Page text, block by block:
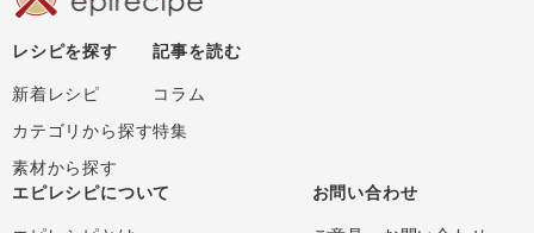
レシピを探す
新着レシピ
カテゴリから探す
素材から探す
記事を読む
コラム
特集
エピレシピについて お問い合わせ